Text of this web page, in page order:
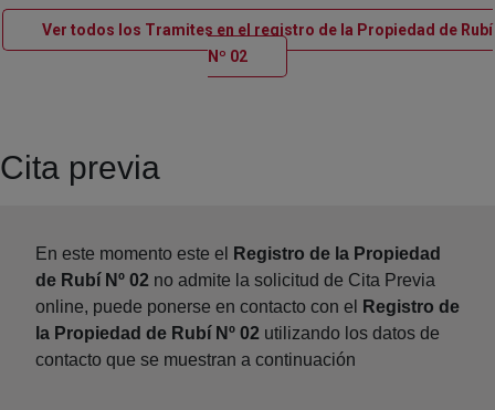
Ver todos los Tramites en el registro de la Propiedad de Rubí
Nº 02 Ventana nueva
Cita previa
En este momento este el
Registro de la Propiedad
de Rubí Nº 02 no admite la solicitud de Cita Previa
online, puede ponerse en contacto con el
Registro de
la Propiedad de Rubí Nº 02 utilizando los datos de
contacto que se muestran a continuación